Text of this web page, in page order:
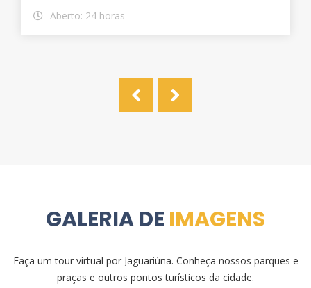
Aberto: 24 horas
GALERIA DE IMAGENS
Faça um tour virtual por Jaguariúna. Conheça nossos parques e
praças e outros pontos turísticos da cidade.